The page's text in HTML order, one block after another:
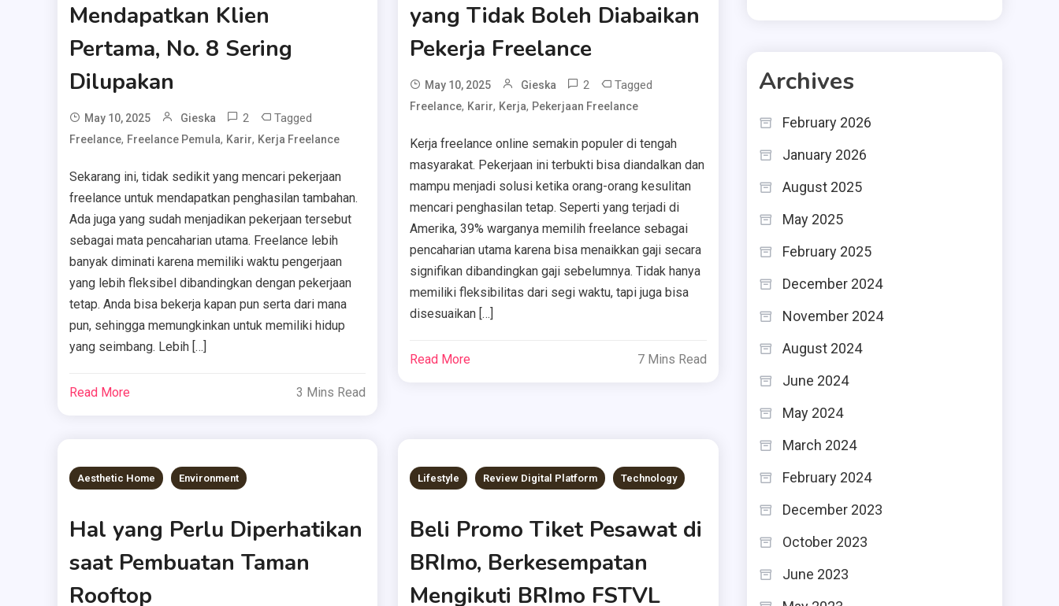
Mendapatkan Klien
Pertama, No. 8 Sering
Dilupakan
May 10, 2025 Gieska 2 Tagged
Freelance, Freelance Pemula, Karir, Kerja Freelance
Sekarang ini, tidak sedikit yang mencari pekerjaan
freelance untuk mendapatkan penghasilan tambahan.
Ada juga yang sudah menjadikan pekerjaan tersebut
sebagai mata pencaharian utama. Freelance lebih
banyak diminati karena memiliki waktu pengerjaan
yang lebih fleksibel dibandingkan dengan pekerjaan
tetap. Anda bisa bekerja kapan pun serta dari mana
pun, sehingga memungkinkan untuk memiliki hidup
yang seimbang. Lebih […]
Read More 3 Mins Read
yang Tidak Boleh Diabaikan
Pekerja Freelance
May 10, 2025 Gieska 2 Tagged
Freelance, Karir, Kerja, Pekerjaan Freelance
Kerja freelance online semakin populer di tengah
masyarakat. Pekerjaan ini terbukti bisa diandalkan dan
mampu menjadi solusi ketika orang-orang kesulitan
mencari penghasilan tetap. Seperti yang terjadi di
Amerika, 39% warganya memilih freelance sebagai
pencaharian utama karena bisa menaikkan gaji secara
signifikan dibandingkan gaji sebelumnya. Tidak hanya
memiliki fleksibilitas dari segi waktu, tapi juga bisa
disesuaikan […]
Read More 7 Mins Read
Aesthetic Home Environment
Hal yang Perlu Diperhatikan
saat Pembuatan Taman
Rooftop
Lifestyle Review Digital Platform Technology
Beli Promo Tiket Pesawat di
BRImo, Berkesempatan
Mengikuti BRImo FSTVL
Archives
February 2026
January 2026
August 2025
May 2025
February 2025
December 2024
November 2024
August 2024
June 2024
May 2024
March 2024
February 2024
December 2023
October 2023
June 2023